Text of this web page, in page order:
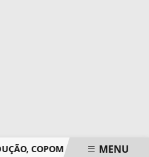
COPOM BAIXA TAXA SELIC
MENU